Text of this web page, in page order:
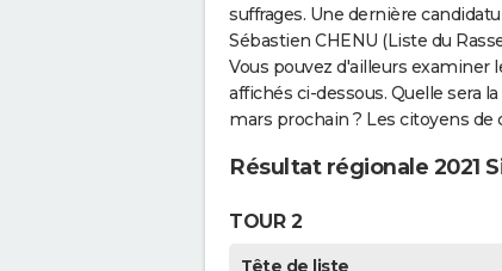
suffrages. Une dernière
Sébastien CHENU (Liste du
Vous pouvez d'ailleurs examiner
affichés ci-dessous. Quelle sera
mars prochain ? Les citoyens de
Résultat régionale 2021
TOUR 2